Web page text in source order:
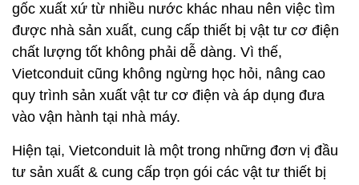
gốc xuất xứ từ nhiều nước khác nhau nên việc tìm
được nhà sản xuất, cung cấp thiết bị vật tư cơ điện
chất lượng tốt không phải dễ dàng. Vì thế,
Vietconduit cũng không ngừng học hỏi, nâng cao
quy trình sản xuất vật tư cơ điện và áp dụng đưa
vào vận hành tại nhà máy.
Hiện tại, Vietconduit là một trong những đơn vị đầu
tư sản xuất & cung cấp trọn gói các vật tư thiết bị